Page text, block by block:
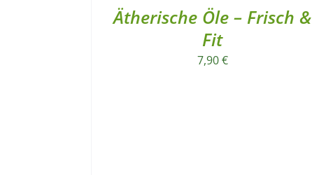
Ätherische Öle – Frisch &
Fit
7,90€